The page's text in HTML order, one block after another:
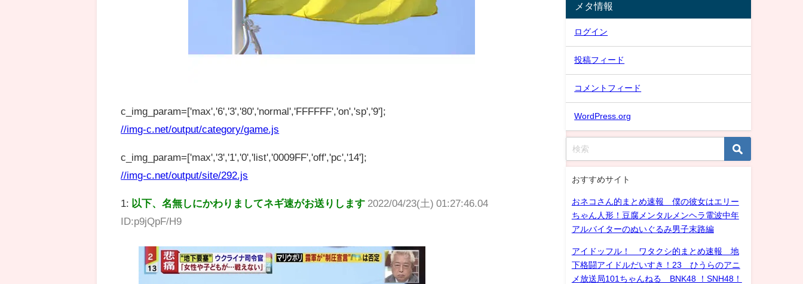
c_img_param=['max','6','3','80','normal','FFFFFF','on','sp','9'];
//img-c.net/output/category/game.js
c_img_param=['max','3','1','0','list','0009FF','off','pc','14'];
//img-c.net/output/site/292.js
1: 以下、名無しにかわりましてネギ速がお送りします 2022/04/23(土) 01:27:46.04
ID:p9jQpF/H9
メタ情報
ログイン
投稿フィード
コメントフィード
WordPress.org
おすすめサイト
おネコさん的まとめ速報 僕の彼女はエリー
ちゃん人形！豆腐メンタルメンヘラ電波中年
アルバイターのぬいぐるみ男子末路編
アイドッフル！ ワタクシ的まとめ速報 地
下格闘アイドルだいすき！23 ひうらのアニ
メ放送局101ちゃんねる BNK48 ！SNH48！